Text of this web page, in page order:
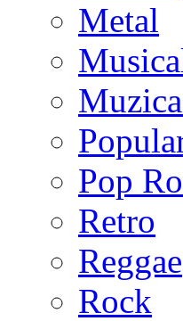
Metal
Pop
Retro
Reggae
Rock